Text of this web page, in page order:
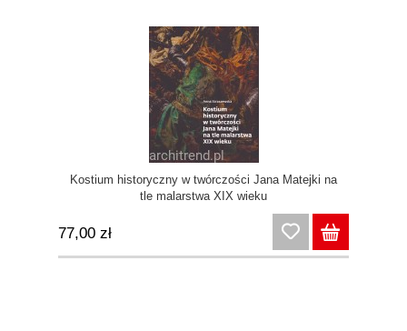
Kostium historyczny w twórczości Jana Matejki na
tle malarstwa XIX wieku
77,00 zł